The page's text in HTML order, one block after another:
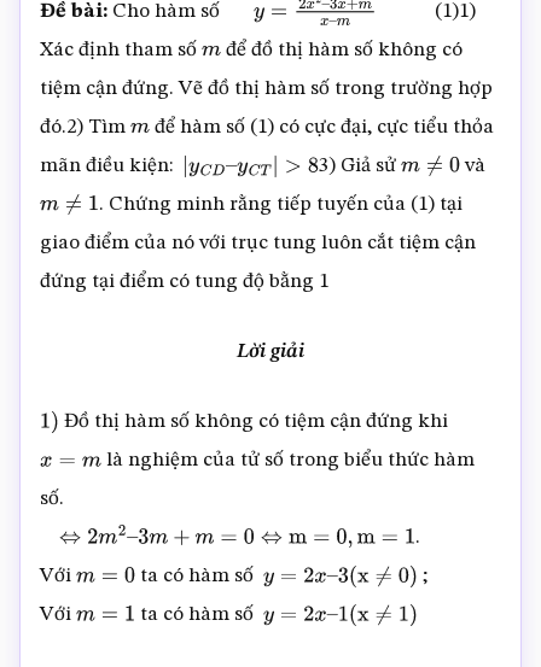
Đề bài: Cho hàm số y =2
3x +m x–m
(1)1)
Xác định tham số mđể đồ thị hàm số không có
tiệm cận đứng. Vẽ đồ thị hàm số trong trường hợp
đó.2) Tìm mđể hàm số (1) có cực đại, cực tiểu thỏa
mãn điều kiện: |yCD –yCT > 8 3) Giả sử m≠0 và
m≠1
. Chứng minh rằng tiếp tuyến của (1) tại
giao điểm của nó với trục tung luôn cắt tiệm cận
đứng tại điểm có tung độ bằng 1
Lời giải
1) Đồ thị hàm số không có tiệm cận đứng khi
x=m
là nghiệm của tử số trong biểu thức hàm
số.
⇔ 2m2 m+ m =0⇔m=0, m= 1
.
Với m=0 ta có hàm sốy =2 x–3 x≠0)
;
Với m=1 ta có hàm sốy =2 x–1 x≠1)